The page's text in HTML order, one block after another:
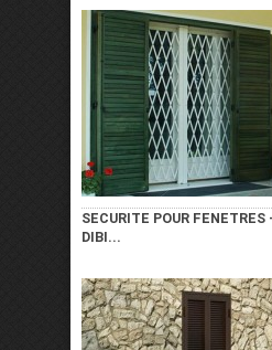
SECURITE POUR FENETRES
DIBI...